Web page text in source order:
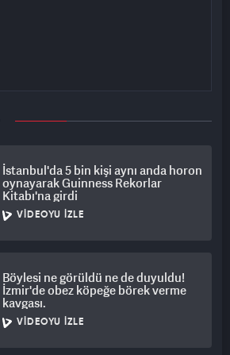
İstanbul'da 5 bin kişi aynı anda horon
oynayarak Guinness Rekorlar
Kitabı'na girdi
VIDEOYU İZLE
Böylesi ne görüldü ne de duyuldu!
İzmir'de obez köpeğe börek verme
kavgası.
VIDEOYU İZLE